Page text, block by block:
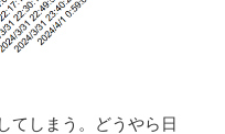
てしまう。どうやら日